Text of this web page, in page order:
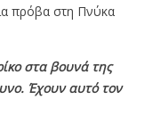
πρόβα στη Πνύκα
στα βουνά της
Έχουν αυτό τον